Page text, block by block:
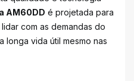
AM60DD é projetada para
com as demandas do
longa vida útil mesmo nas